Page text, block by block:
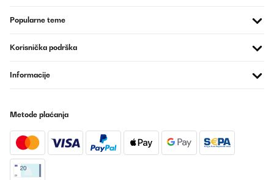
Popularne teme
Korisnička podrška
Informacije
Metode plaćanja